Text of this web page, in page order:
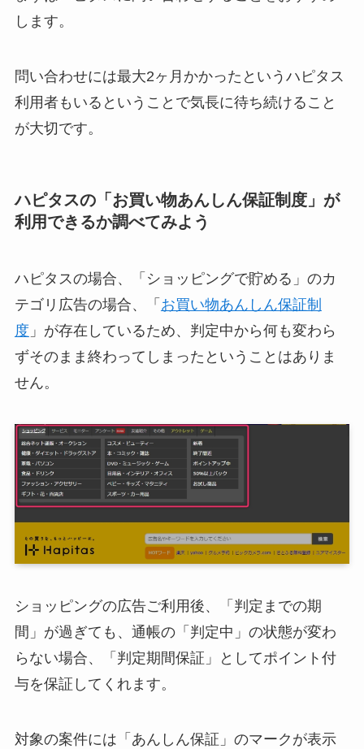
します。
問い合わせには最大2ヶ月かかったというハピタス
利用者もいるということで気長に待ち続けること
が大切です。
ハピタスの「お買い物あんしん保証制度」が
利用できるか調べてみよう
ハピタスの場合、「ショッピングで貯める」のカ
テゴリ広告の場合、「 お買い物あんしん保証制
度 」が存在しているため、判定中から何も変わら
ずそのまま終わってしまったということはありま
せん。
ショッピングの広告ご利用後、「判定までの期
間」が過ぎても、通帳の「判定中」の状態が変わ
らない場合、「判定期間保証」としてポイント付
与を保証してくれます。
対象の案件には「あんしん保証」のマークが表示